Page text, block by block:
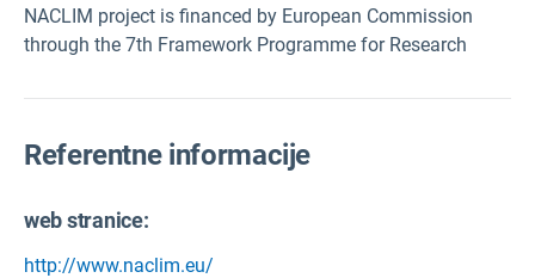
NACLIM project is financed by European Commission
through the 7th Framework Programme for Research
Referentne informacije
web stranice:
http://www.naclim.eu/